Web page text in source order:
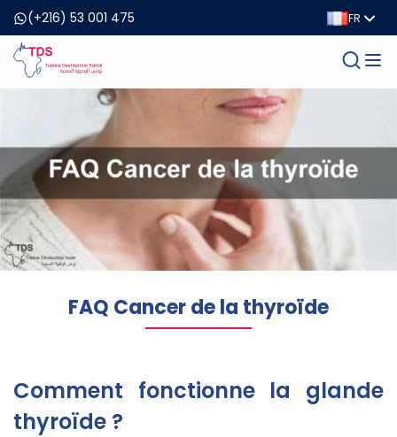
(+216) 53 001 475 FR
FAQ Cancer de la thyroïde
Comment fonctionne la glande
thyroïde ?